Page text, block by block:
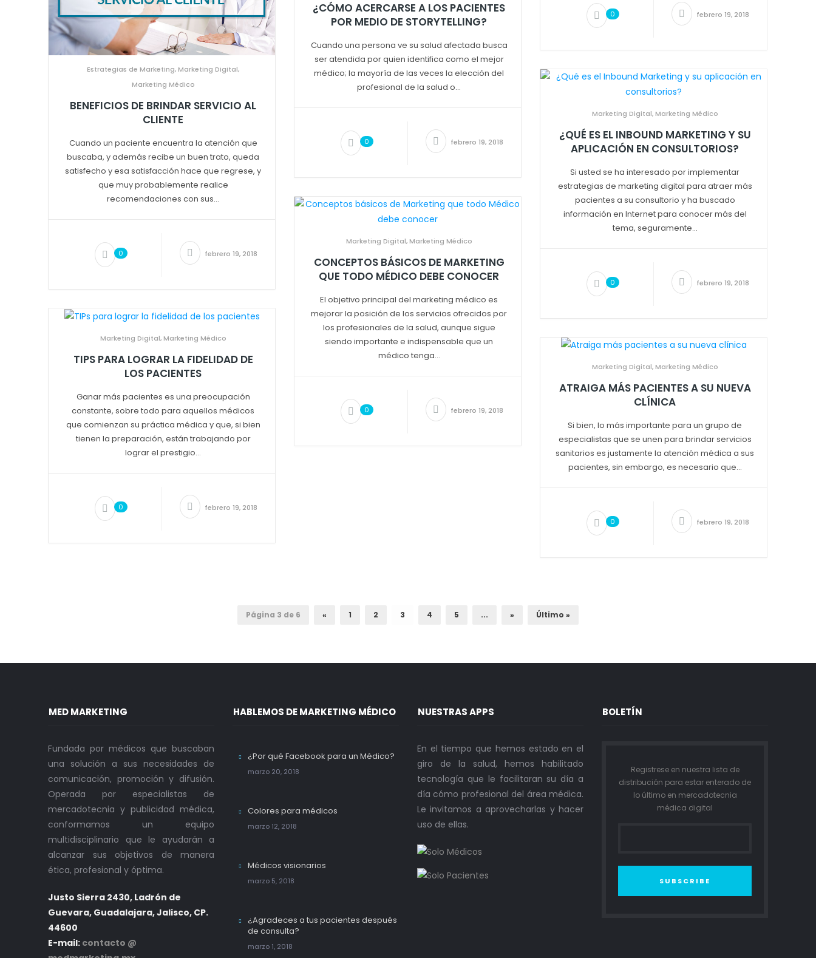
0 febrero 19, 2018
Estrategias de Marketing, Marketing Digital,
Marketing Médico
BENEFICIOS DE BRINDAR SERVICIO AL
CLIENTE
Cuando un paciente encuentra la atención que
buscaba, y además recibe un buen trato, queda
satisfecho y esa satisfacción hace que regrese, y
que muy probablemente realice
recomendaciones con sus...
0 febrero 19, 2018
¿CÓMO ACERCARSE A LOS PACIENTES
POR MEDIO DE STORYTELLING?
Cuando una persona ve su salud afectada busca
ser atendida por quien identifica como el mejor
médico; la mayoría de las veces la elección del
profesional de la salud o...
0 febrero 19, 2018
Marketing Digital, Marketing Médico
¿QUÉ ES EL INBOUND MARKETING Y SU
APLICACIÓN EN CONSULTORIOS?
Si usted se ha interesado por implementar
estrategias de marketing digital para atraer más
pacientes a su consultorio y ha buscado
información en Internet para conocer más del
tema, seguramente...
0 febrero 19, 2018
Marketing Digital, Marketing Médico
CONCEPTOS BÁSICOS DE MARKETING
QUE TODO MÉDICO DEBE CONOCER
El objetivo principal del marketing médico es
mejorar la posición de los servicios ofrecidos por
los profesionales de la salud, aunque sigue
siendo importante e indispensable que un
médico tenga...
0 febrero 19, 2018
Marketing Digital, Marketing Médico
TIPS PARA LOGRAR LA FIDELIDAD DE
LOS PACIENTES
Ganar más pacientes es una preocupación
constante, sobre todo para aquellos médicos
que comienzan su práctica médica y que, si bien
tienen la preparación, están trabajando por
lograr el prestigio...
0 febrero 19, 2018
Marketing Digital, Marketing Médico
ATRAIGA MÁS PACIENTES A SU NUEVA
CLÍNICA
Si bien, lo más importante para un grupo de
especialistas que se unen para brindar servicios
sanitarios es justamente la atención médica a sus
pacientes, sin embargo, es necesario que...
0 febrero 19, 2018
Página 3 de 6 « 1 2 3 4 5 ... » Último »
MED MARKETING
Fundada por médicos que buscaban
una solución a sus necesidades de
comunicación, promoción y difusión.
Operada por especialistas de
mercadotecnia y publicidad médica,
conformamos un equipo
multidisciplinario que le ayudarán a
alcanzar sus objetivos de manera
ética, profesional y óptima.
Justo Sierra 2430, Ladrón de
Guevara, Guadalajara, Jalisco, CP.
44600
E-mail: contacto @
HABLEMOS DE MARKETING MÉDICO
¿Por qué Facebook para un Médico?
marzo 20, 2018
Colores para médicos
marzo 12, 2018
Médicos visionarios
marzo 5, 2018
¿Agradeces a tus pacientes después
de consulta?
marzo 1, 2018
NUESTRAS APPS
En el tiempo que hemos estado en el
giro de la salud, hemos habilitado
tecnología que le facilitaran su día a
día cómo profesional del área médica.
Le invitamos a aprovecharlas y hacer
uso de ellas.
BOLETÍN
Registrese en nuestra lista de
distribución para estar enterado de
lo último en mercadotecnia
médica digital
SUBSCRIBE